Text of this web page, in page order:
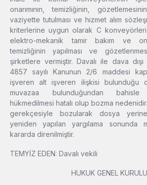
onarımının, temizliğinin,
vaziyette tutulması ve hizmet alım
kriterlerine uygun olarak C konveyörleri
elektro-mekanik tamir bakım ve
temizliğinin yapılması ve
şirketlere vermiştir. Davalı ile dava dışı
4857 sayılı Kanunun 2/6 maddesi
işveren alt işveren ilişkisi bulunduğu
muvazaa bulunduğundan
hükmedilmesi hatalı olup bozma
gerekçesiyle bozularak dosya
yeniden yapılan yargılama sonunda
kararda direnilmiştir.
TEMYİZ EDEN: Davalı vekili
HUKUK GENEL KURULU